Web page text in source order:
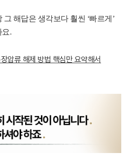
해답은 생각보다 훨씬 ‘빠르게’
요.
압류 해제 방법 핵심만 요약해서